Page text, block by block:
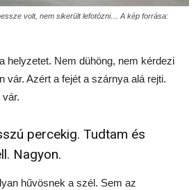
volt, nem sikerült lefotózni… A kép forrása:
helyzetet. Nem dühöng, nem kérdezi
vár. Azért a fejét a szárnya alá rejti.
percekig. Tudtam és
Nagyon.
hűvösnek a szél. Sem az